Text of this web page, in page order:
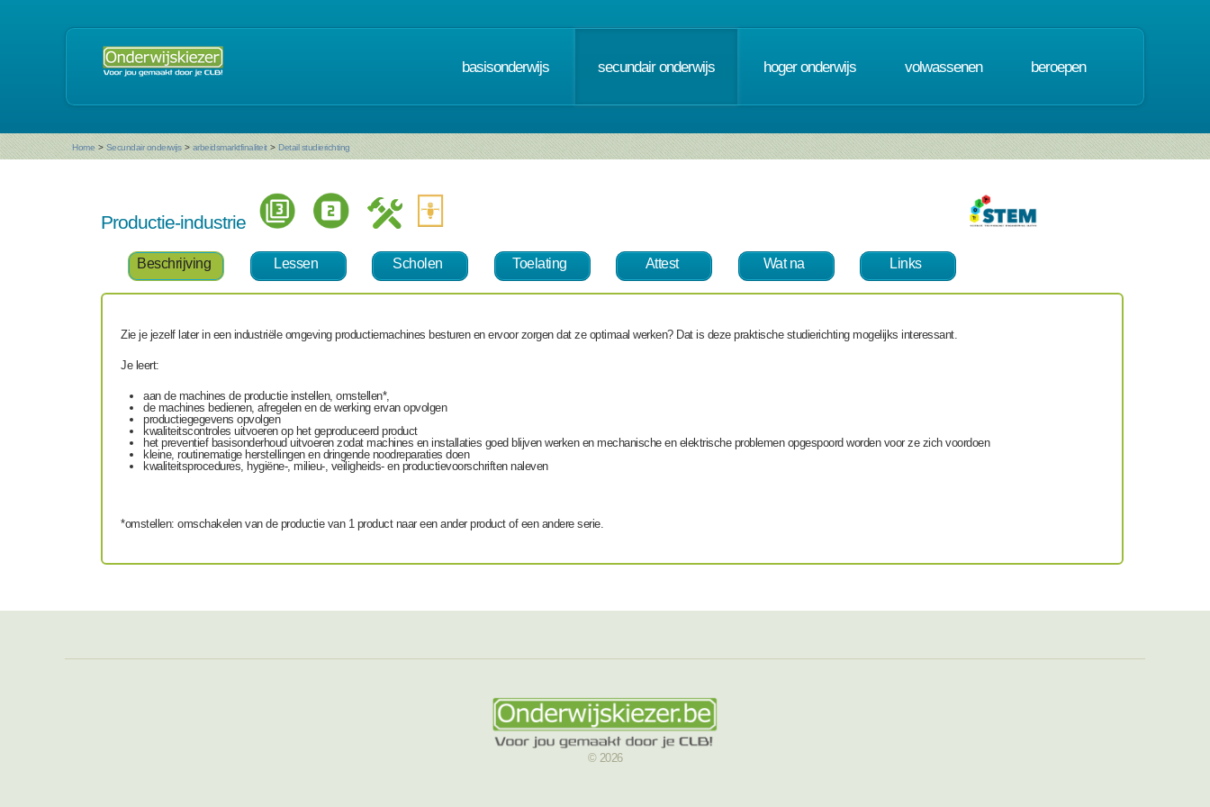
basisonderwijs secundair onderwijs hoger onderwijs volwassenen beroepen
Home > Secundair onderwijs > arbeidsmarktfinaliteit > Detail studierichting
Productie-industrie
Beschrijving Lessen Scholen Toelating Attest Wat na Links
Zie je jezelf later in een industriële omgeving productiemachines besturen en ervoor zorgen dat ze optimaal werken? Dat is deze praktische studierichting mogelijks interessant.
Je leert:
aan de machines de productie instellen, omstellen*,
de machines bedienen, afregelen en de werking ervan opvolgen
productiegegevens opvolgen
kwaliteitscontroles uitvoeren op het geproduceerd product
het preventief basisonderhoud uitvoeren zodat machines en installaties goed blijven werken en mechanische en elektrische problemen opgespoord worden voor ze zich voordoen
kleine, routinematige herstellingen en dringende noodreparaties doen
kwaliteitsprocedures, hygiëne-, milieu-, veiligheids- en productievoorschriften naleven
*omstellen: omschakelen van de productie van 1 product naar een ander product of een andere serie.
© 2026